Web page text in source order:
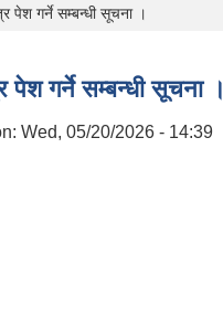
here
पेश गर्ने सम्बन्धी सूचना ।
पेश गर्ने सम्बन्धी सूचना ।
Wed, 05/20/2026 - 14:39